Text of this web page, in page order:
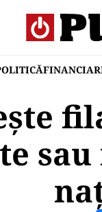
FINANCIAR
sau